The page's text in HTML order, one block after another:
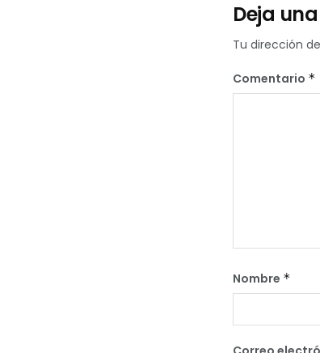
Deja
Tu dirección
Comentario *
Nombre *